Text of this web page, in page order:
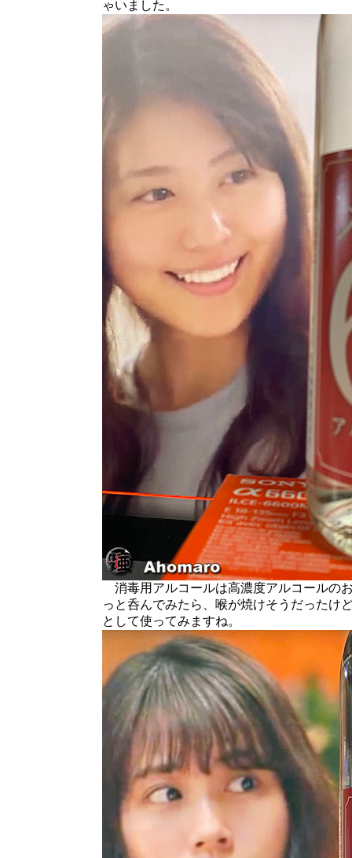
ゃいました。
消毒用アルコールは高濃度アルコールの
っと呑んでみたら、喉が焼けそうだったけ
として使ってみますね。